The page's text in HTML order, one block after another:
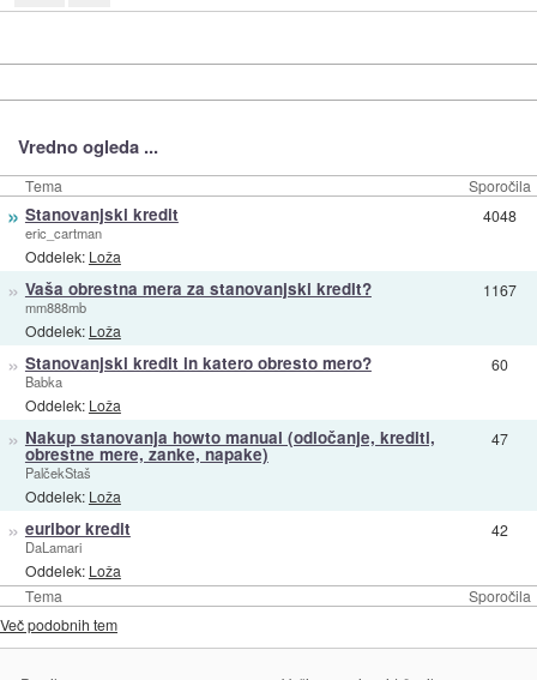
Vredno ogleda ...
Tema Sporočila
Tema Sporočila
» Stanovanjski kredit
eric_cartman
Oddelek: Loža
4048
» Vaša obrestna mera za stanovanjski kredit?
mm888mb
Oddelek: Loža
1167
» Stanovanjski kredit in katero obresto mero?
Babka
Oddelek: Loža
60
» Nakup stanovanja howto manual (odločanje, krediti,
obrestne mere, zanke, napake)
PalčekStaš
Oddelek: Loža
47
» euribor kredit
DaLamari
Oddelek: Loža
42
Več podobnih tem